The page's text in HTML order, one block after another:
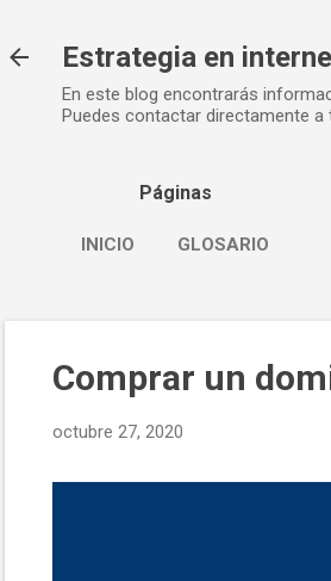
Estrategia en
En este blog encontrarás
Puedes contactar directamente a
Páginas
INICIO GLOSARIO
Comprar un
octubre 27, 2020